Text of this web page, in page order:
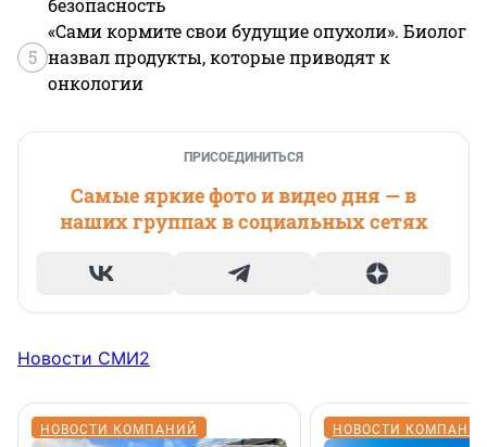
безопасность
5
«Сами кормите свои будущие опухоли». Биолог
назвал продукты, которые приводят к
онкологии
ПРИСОЕДИНИТЬСЯ
Самые яркие фото и видео дня — в
наших группах в социальных сетях
Новости СМИ2
НОВОСТИ КОМПАНИЙ НОВОСТИ